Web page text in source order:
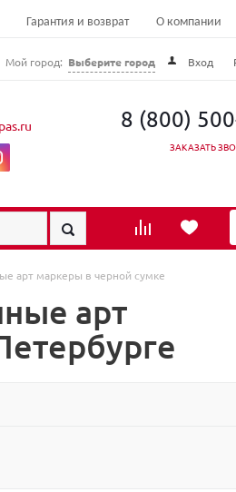
Гарантия и возврат О компании
Мой город: Выберите город Вход
8 (800)
ЗАКАЗАТЬ
арт маркеры в черной сумке
арт